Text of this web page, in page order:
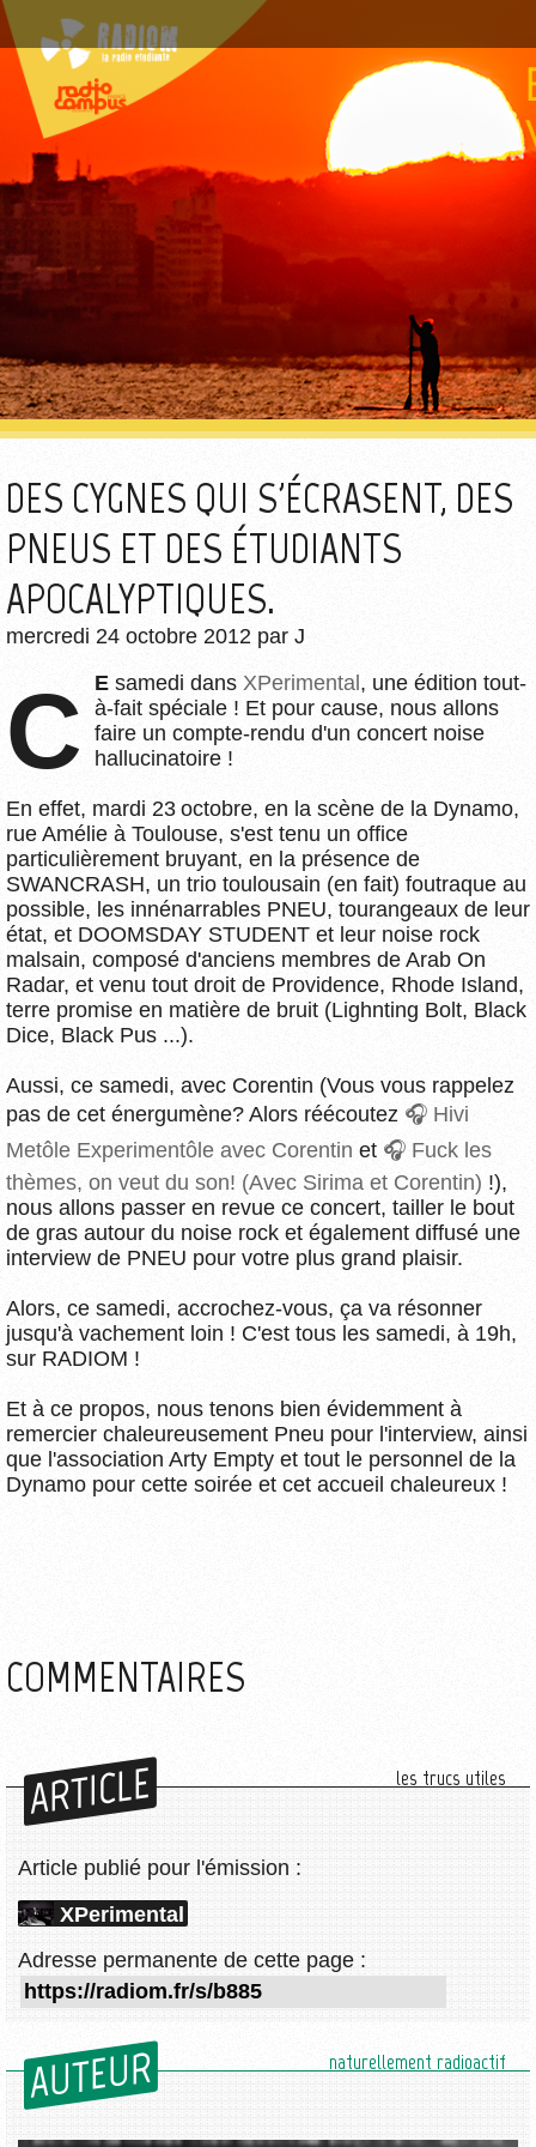
DES CYGNES QUI S'ÉCRASENT, DES
PNEUS ET DES ÉTUDIANTS
APOCALYPTIQUES.
mercredi 24 octobre 2012 par J
CE samedi dans XPerimental, une édition tout-
à-fait spéciale ! Et pour cause, nous allons
faire un compte-rendu d'un concert noise
hallucinatoire !
En effet, mardi 23 octobre, en la scène de la Dynamo,
rue Amélie à Toulouse, s'est tenu un office
particulièrement bruyant, en la présence de
SWANCRASH, un trio toulousain (en fait) foutraque au
possible, les innénarrables PNEU, tourangeaux de leur
état, et DOOMSDAY STUDENT et leur noise rock
malsain, composé d'anciens membres de Arab On
Radar, et venu tout droit de Providence, Rhode Island,
terre promise en matière de bruit (Lighnting Bolt, Black
Dice, Black Pus ...).
Aussi, ce samedi, avec Corentin (Vous vous rappelez
pas de cet énergumène? Alors réécoutez
Hivi
Metôle Experimentôle avec Corentin et
Fuck les
thèmes, on veut du son! (Avec Sirima et Corentin) !),
nous allons passer en revue ce concert, tailler le bout
de gras autour du noise rock et également diffusé une
interview de PNEU pour votre plus grand plaisir.
Alors, ce samedi, accrochez-vous, ça va résonner
jusqu'à vachement loin ! C'est tous les samedi, à 19h,
sur RADIOM !
Et à ce propos, nous tenons bien évidemment à
remercier chaleureusement Pneu pour l'interview, ainsi
que l'association Arty Empty et tout le personnel de la
Dynamo pour cette soirée et cet accueil chaleureux !
COMMENTAIRES
ARTICLE les trucs utiles
Article publié pour l'émission :
XPerimental
Adresse permanente de cette page :
AUTEUR naturellement radioactif